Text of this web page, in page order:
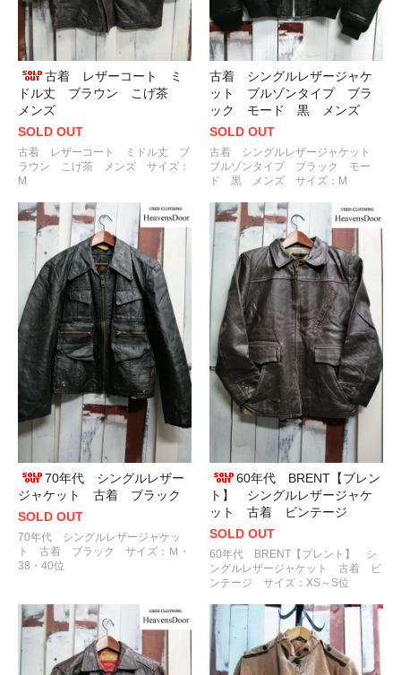
古着 レザーコート ミ
ドル丈 ブラウン こげ茶
メンズ
SOLD OUT
古着 レザーコート ミドル丈 ブ
ラウン こげ茶 メンズ サイズ：
M
古着 シングルレザージャケ
ット ブルゾンタイプ ブラ
ック モード 黒 メンズ
SOLD OUT
古着 シングルレザージャケット
ブルゾンタイプ ブラック モー
ド 黒 メンズ サイズ：M
70年代 シングルレザー
ジャケット 古着 ブラック
SOLD OUT
70年代 シングルレザージャケッ
ト 古着 ブラック サイズ：Ｍ・
38・40位
60年代 BRENT【ブレン
ト】 シングルレザージャケ
ット 古着 ビンテージ
SOLD OUT
60年代 BRENT【ブレント】 シ
ングルレザージャケット 古着 ビ
ンテージ サイズ：XS～S位